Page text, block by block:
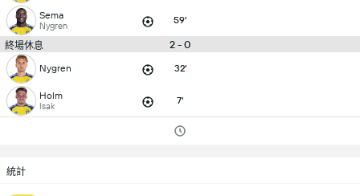
Sema
Nygren 59'
終場休息 2 - 0
Nygren 32'
Holm
Isak 7'
統計